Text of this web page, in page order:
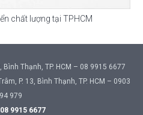
chất lượng tại TPHCM
Thạnh, TP. HCM – 08 9915 6677
P. 13, Bình Thạnh, TP. HCM – 0903
979
08 9915 6677